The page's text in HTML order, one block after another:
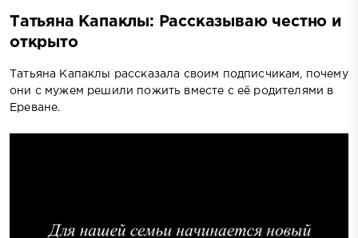
Татьяна Капаклы: Рассказываю честно и
открыто
Татьяна Капаклы рассказала своим подписчикам, почему
они с мужем решили пожить вместе с её родителями в
Ереване.